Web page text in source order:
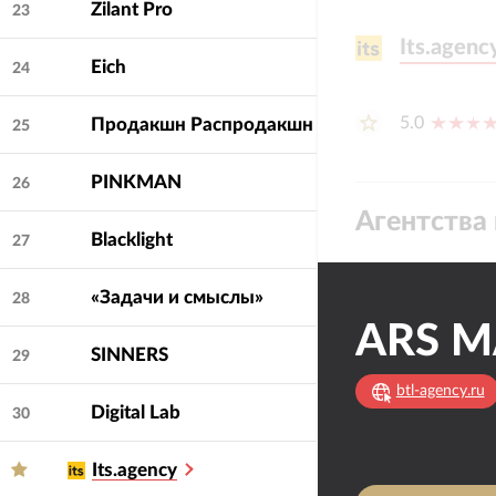
23 Zilant Pro
24 Eich
25 Продакшн Распродакшн
26 PINKMAN
27 Blacklight
28 «Задачи и смыслы»
29 SINNERS
30 Digital Lab
Its.agency
5.0
Агентства
btl-agency.ru